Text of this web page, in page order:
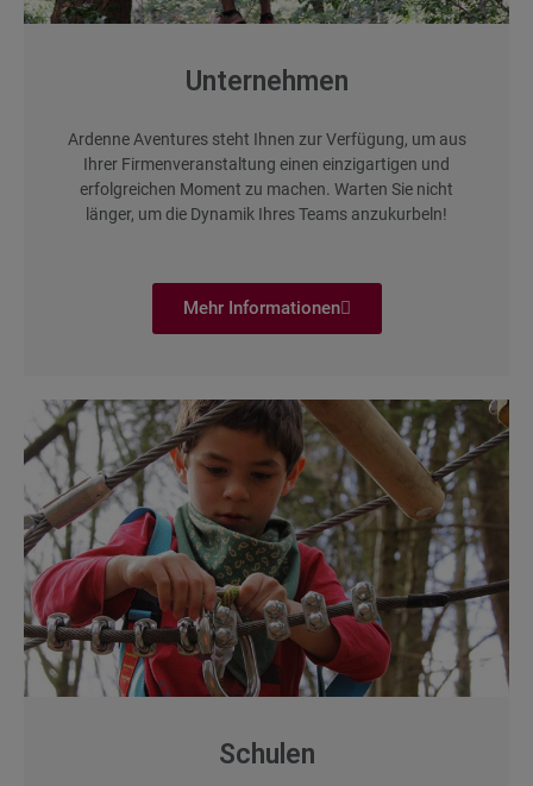
Unternehmen
Ardenne Aventures steht Ihnen zur Verfügung, um aus
Ihrer Firmenveranstaltung einen einzigartigen und
erfolgreichen Moment zu machen. Warten Sie nicht
länger, um die Dynamik Ihres Teams anzukurbeln!
Mehr Informationen
Schulen